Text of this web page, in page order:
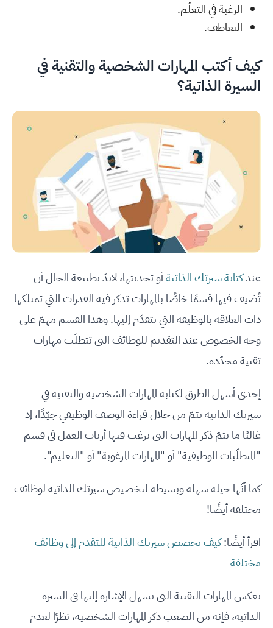
الرغبة في التعلّم.
التعاطف.
كيف أكتب المهارات الشخصية والتقنية في
السيرة الذاتية؟
عندكتابة سيرتك الذاتيةأو تحديثها، لابدّ بطبيعة الحال أن
تُضيف فيها قسمًا خاصًّا بالمهارات تذكر فيه القدرات التي تمتلكها
ذات العلاقة بالوظيفة التي تتقدّم إليها. وهذا القسم مهمّ على
وجه الخصوص عند التقديم للوظائف التي تتطلّب مهارات
تقنية محدّدة.
إحدى أسهل الطرق لكتابة المهارات الشخصية والتقنية في
سيرتك الذاتية تتمّ من خلال قراءة الوصف الوظيفي جيّدًا، إذ
غالبًا ما يتمّ ذكر المهارات التي يرغب فيها أرباب العمل في قسم
"المتطلّبات الوظيفية" أو "المهارات المرغوبة" أو "التعليم".
كما أنّها حيلة سهلة وبسيطة لتخصيص سيرتك الذاتية لوظائف
مختلفة أيضًا!
اقرأ أيضًا:كيف تخصص سيرتك الذاتية للتقدم إلى وظائف
مختلفة
بعكس المهارات التقنية التي يسهل الإشارة إليها في السيرة
الذاتية، فإنه من الصعب ذكر المهارات الشخصية، نظرًا لعدم